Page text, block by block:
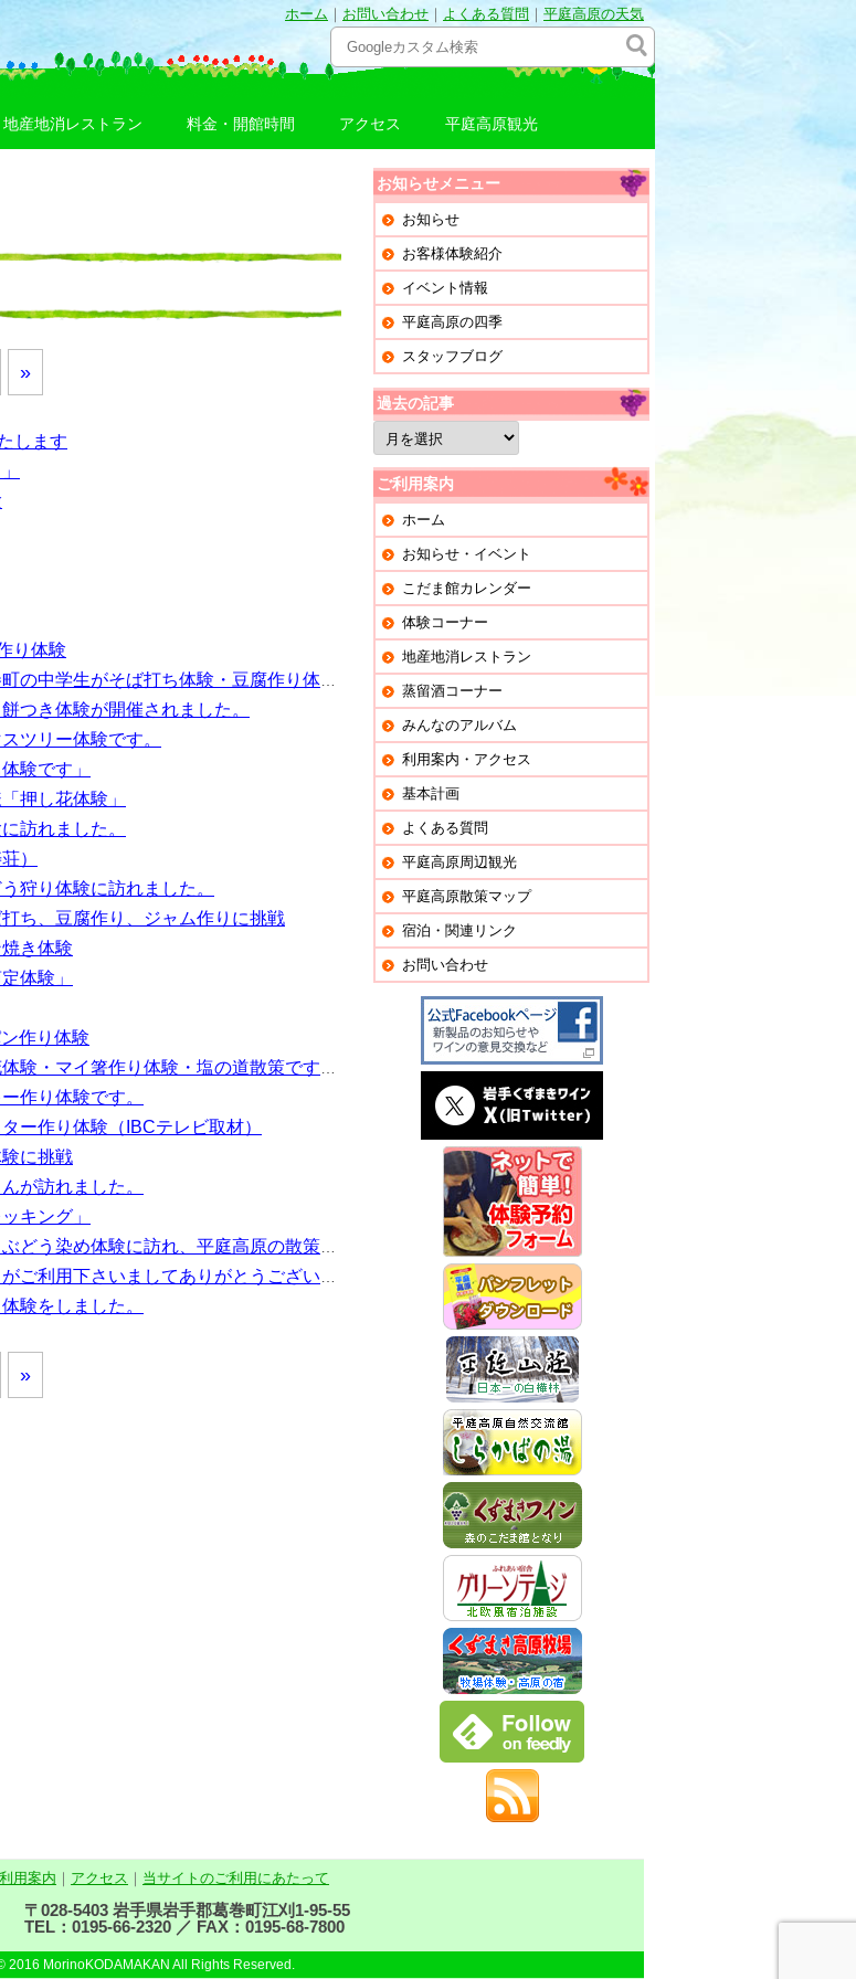
ホーム ｜ お問い合わせ ｜ よくある質問 ｜ 平庭高原の天気
地産地消レストラン 料金・開館時間 アクセス 平庭高原観光
»
します
り体験
中学生がそば打ち体験・豆腐作り体験
つき体験が開催されました。
ツリー体験です。
験です」
押し花体験」
訪れました。
）
狩り体験に訪れました。
ち、豆腐作り、ジャム作りに挑戦
き体験
体験」
作り体験
験・マイ箸作り体験・塩の道散策です。
作り体験です。
ー作り体験（IBCテレビ取材）
に挑戦
が訪れました。
キング」
め体験に訪れ、平庭高原の散策をしました。
利用下さいましてありがとうございます。
験をしました。
»
お知らせメニュー
お知らせ
お客様体験紹介
イベント情報
平庭高原の四季
スタッフブログ
過去の記事
過
去
の
記
事
ご利用案内
ホーム
お知らせ・イベント
こだま館カレンダー
体験コーナー
地産地消レストラン
蒸留酒コーナー
みんなのアルバム
利用案内・アクセス
基本計画
よくある質問
平庭高原周辺観光
平庭高原散策マップ
宿泊・関連リンク
お問い合わせ
利用案内 ｜ アクセス ｜ 当サイトのご利用にあたって
〒028-5403 岩手県岩手郡葛巻町江刈1-95-55
TEL：0195-66-2320 ／ FAX：0195-68-7800
2016 MorinoKODAMAKAN All Rights Reserved.